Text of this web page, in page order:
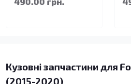
Кузовні запчастини для
(2015-2020)